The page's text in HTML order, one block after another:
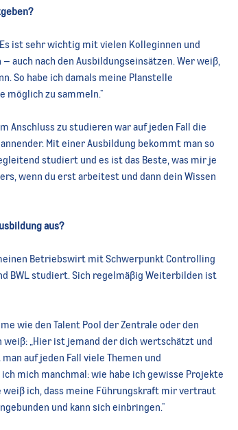
Es ist sehr wichtig mit vielen Kolleginnen und
auch nach den Ausbildungseinsätzen. Wer weiß,
So habe ich damals meine Planstelle
möglich zu sammeln."
Anschluss zu studieren war auf jeden Fall die
Mit einer Ausbildung bekommt man so
studiert und es ist das Beste, was mir je
wenn du erst arbeitest und dann dein Wissen
aus?
Betriebswirt mit Schwerpunkt Controlling
BWL studiert. Sich regelmäßig Weiterbilden ist
wie den Talent Pool der Zentrale oder den
„Hier ist jemand der dich wertschätzt und
auf jeden Fall viele Themen und
mich manchmal: wie habe ich gewisse Projekte
weiß ich, dass meine Führungskraft mir vertraut
und kann sich einbringen."